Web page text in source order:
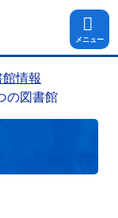
メニュー
情報
の図書館